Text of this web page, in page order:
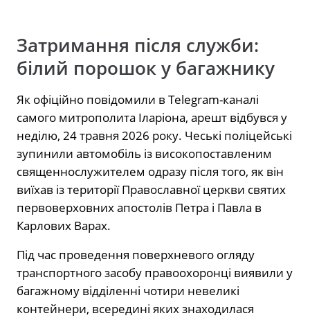
Затримання після служби:
білий порошок у багажнику
Як офіційно повідомили в Telegram-каналі
самого митрополита Іларіона, арешт відбувся у
неділю, 24 травня 2026 року. Чеські поліцейські
зупинили автомобіль із високопоставленим
священнослужителем одразу після того, як він
виїхав із території Православної церкви святих
первоверховних апостолів Петра і Павла в
Карлових Варах.
Під час проведення поверхневого огляду
транспортного засобу правоохоронці виявили у
багажному відділенні чотири невеликі
контейнери, всередині яких знаходилася